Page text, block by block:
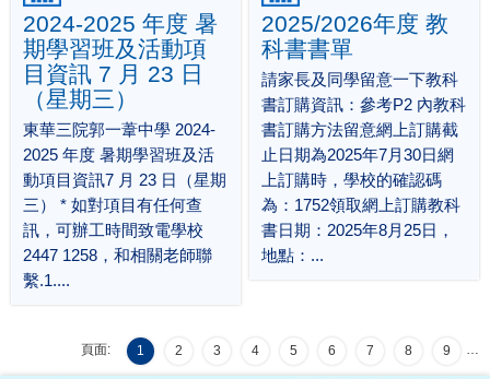
2024-2025 年度 暑
期學習班及活動項
目資訊 7 月 23 日
（星期三）
東華三院郭一葦中學 2024-
2025 年度 暑期學習班及活
動項目資訊7 月 23 日（星期
三） * 如對項目有任何查
訊，可辦工時間致電學校
2447 1258，和相關老師聯
繫.1....
2025/2026年度 教
科書書單
請家長及同學留意一下教科
書訂購資訊：參考P2 內教科
書訂購方法留意網上訂購截
止日期為2025年7月30日網
上訂購時，學校的確認碼
為：1752領取網上訂購教科
書日期：2025年8月25日，
地點：...
頁面: 1 2 3 4 5 6 7 8 9